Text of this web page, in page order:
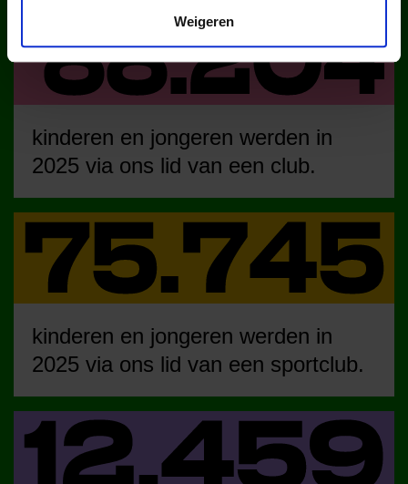
Weigeren
kinderen en jongeren werden in
2025 via ons lid van een club.
kinderen en jongeren werden in
2025 via ons lid van een sportclub.